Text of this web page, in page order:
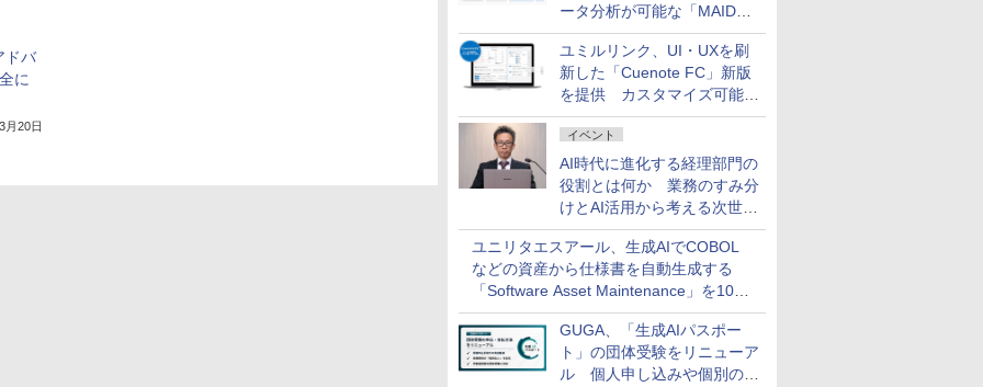
ータ分析が可能な「MAIDOA
AI ASSIST」を9月より提供
ユミルリンク、UI・UXを刷
新した「Cuenote FC」新版
を提供 カスタマイズ可能な
ダッシュボード画面を搭載
イベント
AI時代に進化する経理部門の
役割とは何か 業務のすみ分
けとAI活用から考える次世代
ファイナンス戦略
ユニリタエスアール、生成AIでCOBOL
などの資産から仕様書を自動生成する
「Software Asset Maintenance」を10月
に発売
GUGA、「生成AIパスポー
ト」の団体受験をリニューア
ル 個人申し込みや個別の支
ドバ
に
月20日